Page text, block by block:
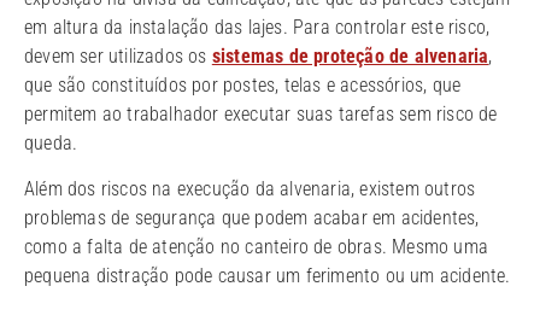
em altura da instalação das lajes. Para controlar este risco,
devem ser utilizados os sistemas de proteção de alvenaria,
que são constituídos por postes, telas e acessórios, que
permitem ao trabalhador executar suas tarefas sem risco de
queda.
Além dos riscos na execução da alvenaria, existem outros
problemas de segurança que podem acabar em acidentes,
como a falta de atenção no canteiro de obras. Mesmo uma
pequena distração pode causar um ferimento ou um acidente.